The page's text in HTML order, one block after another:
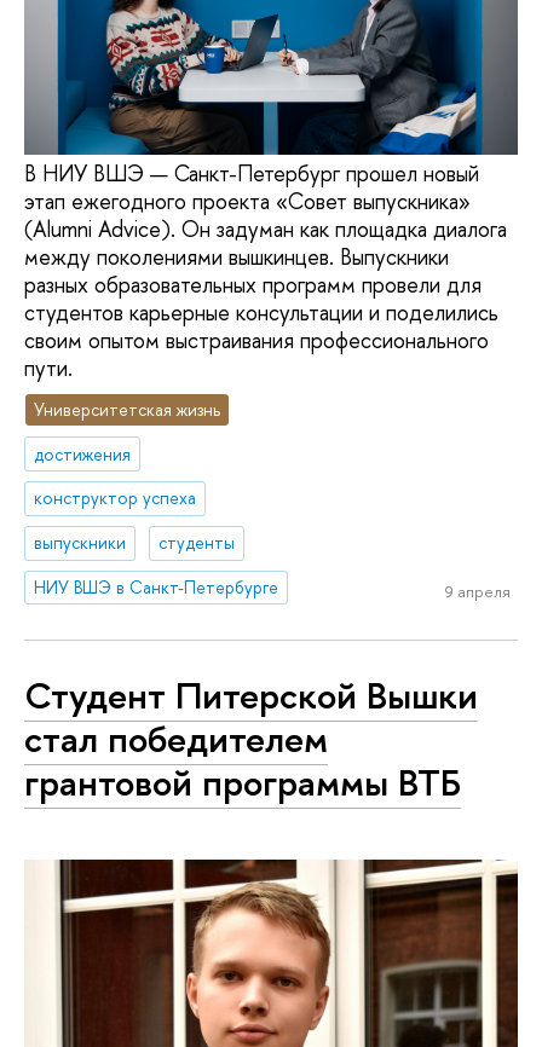
В НИУ ВШЭ — Санкт-Петербург прошел новый
этап ежегодного проекта «Совет выпускника»
(Alumni Advice). Он задуман как площадка диалога
между поколениями вышкинцев. Выпускники
разных образовательных программ провели для
студентов карьерные консультации и поделились
своим опытом выстраивания профессионального
пути.
Университетская жизнь
достижения
конструктор успеха
выпускники
студенты
НИУ ВШЭ в Санкт-Петербурге
9 апреля
Студент Питерской Вышки
стал победителем
грантовой программы ВТБ